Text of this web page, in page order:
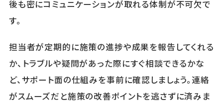
後も密にコミュニケーションが取れる体制が不可欠で
す。
担当者が定期的に施策の進捗や成果を報告してくれる
か、トラブルや疑問があった際にすぐ相談できるかな
ど、サポート面の仕組みを事前に確認しましょう。連絡
がスムーズだと施策の改善ポイントを逃さずに済みま